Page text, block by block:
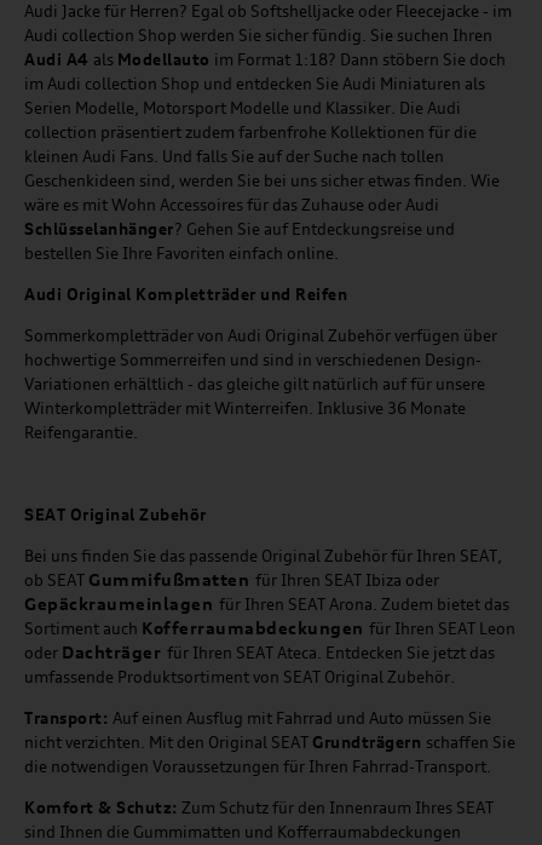
Audi Jacke für Herren? Egal ob Softshelljacke oder Fleecejacke - im
Audi collection Shop werden Sie sicher fündig. Sie suchen Ihren
Audi A4 als Modellauto im Format 1:18? Dann stöbern Sie doch
im Audi collection Shop und entdecken Sie Audi Miniaturen als
Serien Modelle, Motorsport Modelle und Klassiker. Die Audi
collection präsentiert zudem farbenfrohe Kollektionen für die
kleinen Audi Fans. Und falls Sie auf der Suche nach tollen
Geschenkideen sind, werden Sie bei uns sicher etwas finden. Wie
wäre es mit Wohn Accessoires für das Zuhause oder Audi
Schlüsselanhänger? Gehen Sie auf Entdeckungsreise und
bestellen Sie Ihre Favoriten einfach online.
Audi Original Kompletträder und Reifen
Sommerkompletträder von Audi Original Zubehör verfügen über
hochwertige Sommerreifen und sind in verschiedenen Design-
Variationen erhältlich - das gleiche gilt natürlich auf für unsere
Winterkompletträder mit Winterreifen. Inklusive 36 Monate
Reifengarantie.
SEAT Original Zubehör
Bei uns finden Sie das passende Original Zubehör für Ihren SEAT,
ob SEAT Gummifußmatten für Ihren SEAT Ibiza oder
Gepäckraumeinlagen für Ihren SEAT Arona. Zudem bietet das
Sortiment auch Kofferraumabdeckungen für Ihren SEAT Leon
oder Dachträger für Ihren SEAT Ateca. Entdecken Sie jetzt das
umfassende Produktsortiment von SEAT Original Zubehör.
Transport: Auf einen Ausflug mit Fahrrad und Auto müssen Sie
nicht verzichten. Mit den Original SEAT Grundträgern schaffen Sie
die notwendigen Voraussetzungen für Ihren Fahrrad-Transport.
Komfort & Schutz: Zum Schutz für den Innenraum Ihres SEAT
sind Ihnen die Gummimatten und Kofferraumabdeckungen